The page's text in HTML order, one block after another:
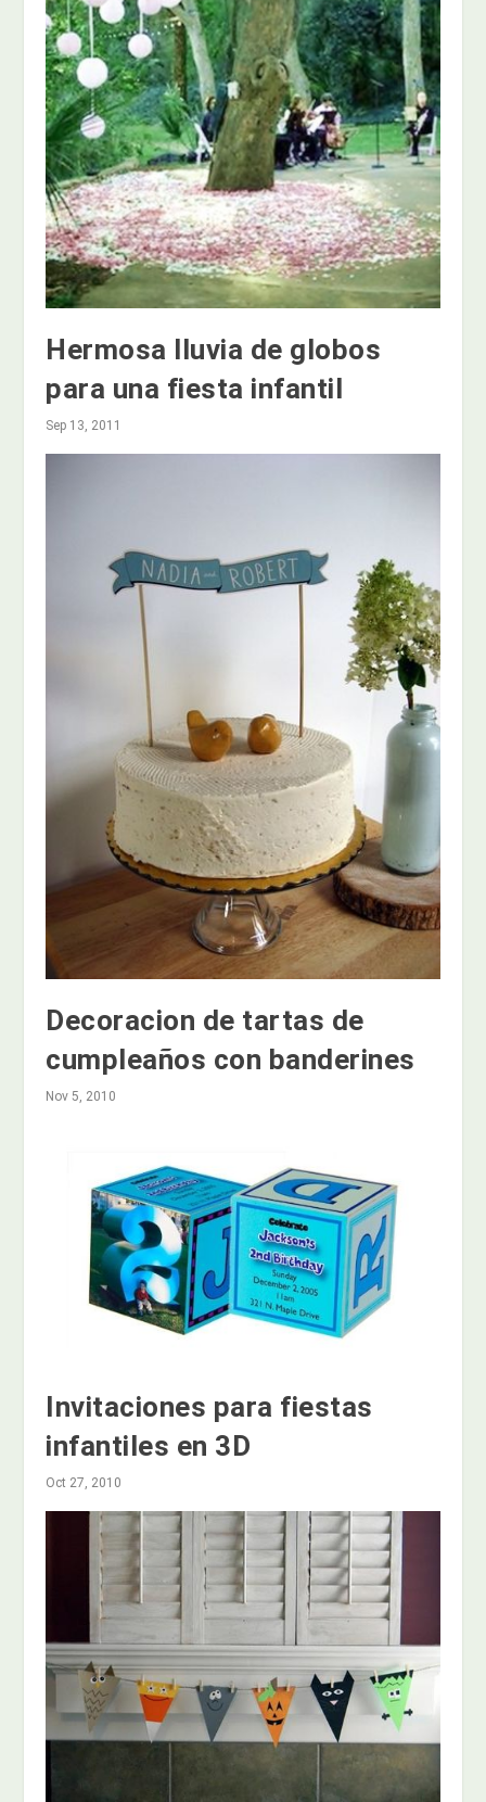
Hermosa lluvia de globos
para una fiesta infantil
Sep 13, 2011
Decoracion de tartas de
cumpleaños con banderines
Nov 5, 2010
Invitaciones para fiestas
infantiles en 3D
Oct 27, 2010